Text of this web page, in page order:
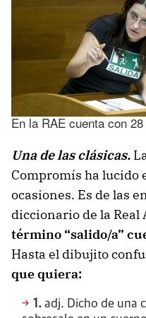
En la RAE cuenta con
Una de las clásicas.
Compromís ha lucido
ocasiones. Es de las
diccionario de la Real
término “salido/a”
Hasta el dibujito
que quiera:
1. adj. Dicho de una